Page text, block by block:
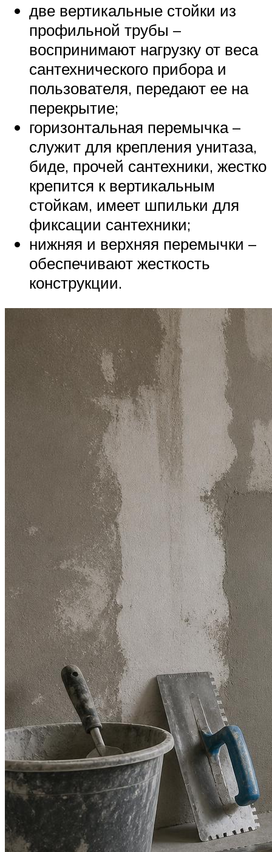
две вертикальные стойки из
профильной трубы –
воспринимают нагрузку от веса
сантехнического прибора и
пользователя, передают ее на
перекрытие;
горизонтальная перемычка –
служит для крепления унитаза,
биде, прочей сантехники, жестко
крепится к вертикальным
стойкам, имеет шпильки для
фиксации сантехники;
нижняя и верхняя перемычки –
обеспечивают жесткость
конструкции.